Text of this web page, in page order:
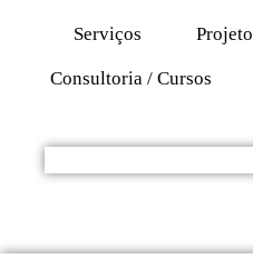
Serviços Projeto
Consultoria / Cursos